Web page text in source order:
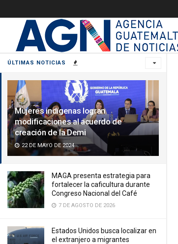
ÚLTIMAS NOTICIAS
Mujeres indígenas logran
modificaciones al acuerdo de
creación de la Demi
22 DE MAYO DE 2024
MAGA presenta estrategia para
fortalecer la caficultura durante
Congreso Nacional del Café
7 DE AGOSTO DE 2026
Estados Unidos busca localizar en
el extranjero a migrantes